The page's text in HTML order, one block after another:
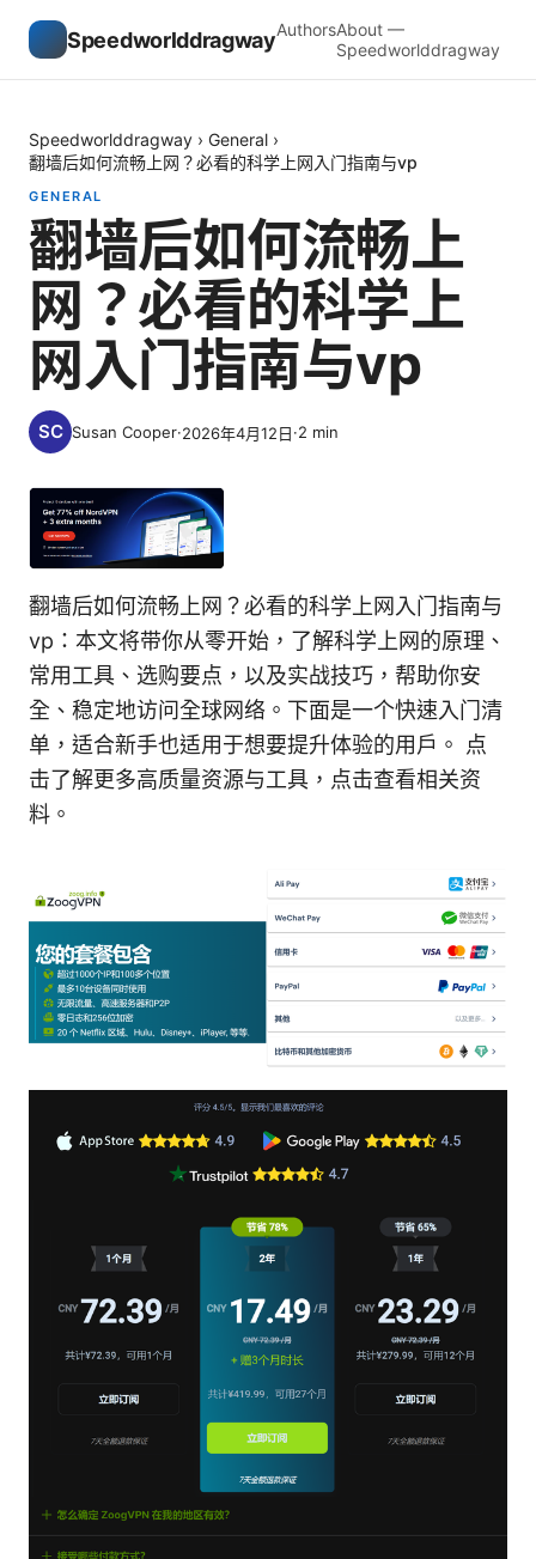
SpeedworlddragwayAuthorsAbout —
Speedworlddragway
Speedworlddragway › General ›
翻墙后如何流畅上网？必看的科学上网入门指南与vp
GENERAL
翻墙后如何流畅上
网？必看的科学上
网入门指南与vp
Susan Cooper·2026年4月12日·2 min
翻墙后如何流畅上网？必看的科学上网入门指南与
vp：本文将带你从零开始，了解科学上网的原理、
常用工具、选购要点，以及实战技巧，帮助你安
全、稳定地访问全球网络。下面是一个快速入门清
单，适合新手也适用于想要提升体验的用户。 点
击了解更多高质量资源与工具，点击查看相关资
料。